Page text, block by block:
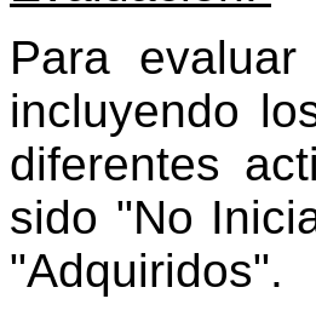
Para
incluyendo
diferentes
sido "No
"Adquiridos".